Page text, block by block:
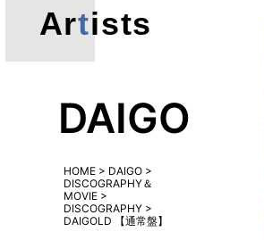
Artists
DAIGO
HOME > DAIGO >
DISCOGRAPHY＆
MOVIE >
DISCOGRAPHY >
DAIGOLD 【通常盤】